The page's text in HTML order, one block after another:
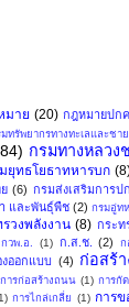
มาย (20) กฎหมายปก
ทรัพยากรทางทะเลและชา
กรมทางหลวง
ยุทธโยธาทหารบก
(6) กรมส่งเสริมการป
และพันธุ์พืช (2) กรมอู่ทห
รวงพลังงาน (8) กระท
กวพ.อ. (1) ก.ส.ช. (2) ก
ออกแบบ (4) ก่อสร้า
การก่อสร้างถนน (1) การกั
การไกล่เกลี่ย (1) การ